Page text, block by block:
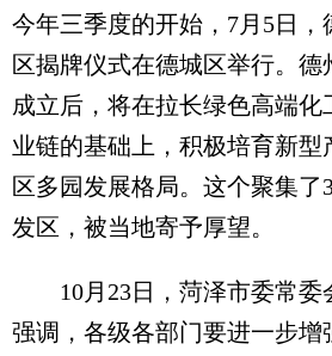
今年三季度的开始，7月5日
区揭牌仪式在德城区举行。德
成立后，将在拉长绿色高端
业链的基础上，积极培育新型
区多园发展格局。这个聚集了
发区，被当地寄予厚望。
10月23日，菏泽市委常委
强调，各级各部门要进一步增